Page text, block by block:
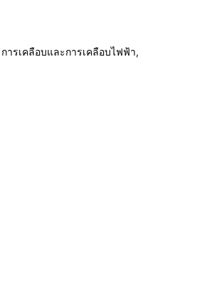
ารเคลือบและการเคลือบไฟฟ้า,